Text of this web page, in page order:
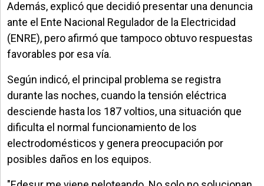
Además, explicó que decidió presentar una denuncia
ante el Ente Nacional Regulador de la Electricidad
(ENRE), pero afirmó que tampoco obtuvo respuestas
favorables por esa vía.
Según indicó, el principal problema se registra
durante las noches, cuando la tensión eléctrica
desciende hasta los 187 voltios, una situación que
dificulta el normal funcionamiento de los
electrodomésticos y genera preocupación por
posibles daños en los equipos.